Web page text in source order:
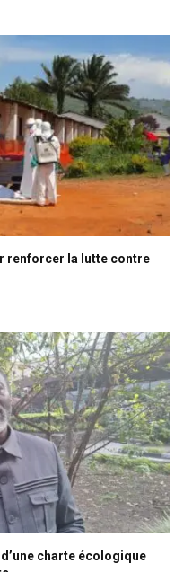
renforcer la lutte contre
charte écologique